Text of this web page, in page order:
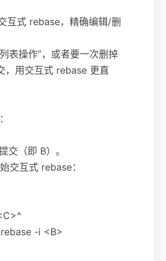
互式 rebase，精确编辑/删
表操作”，或者要一次删掉
，用交互式 rebase 更直
交（即 B）。
交互式 rebase：
-i <B>